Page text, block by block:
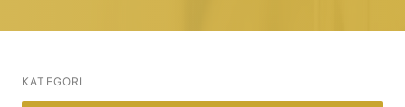
KATEGORI